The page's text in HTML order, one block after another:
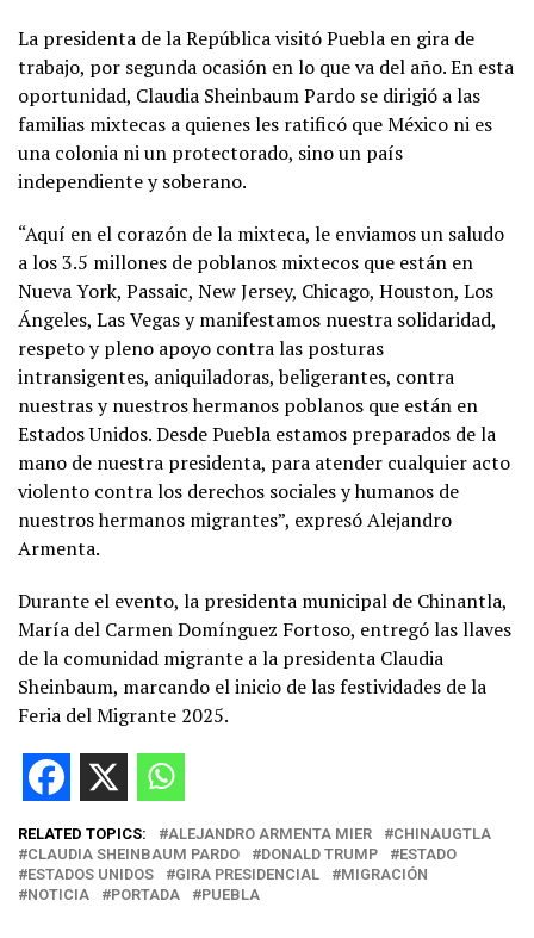
La presidenta de la República visitó Puebla en gira de
trabajo, por segunda ocasión en lo que va del año. En esta
oportunidad, Claudia Sheinbaum Pardo se dirigió a las
familias mixtecas a quienes les ratificó que México ni es
una colonia ni un protectorado, sino un país
independiente y soberano.
“Aquí en el corazón de la mixteca, le enviamos un saludo
a los 3.5 millones de poblanos mixtecos que están en
Nueva York, Passaic, New Jersey, Chicago, Houston, Los
Ángeles, Las Vegas y manifestamos nuestra solidaridad,
respeto y pleno apoyo contra las posturas
intransigentes, aniquiladoras, beligerantes, contra
nuestras y nuestros hermanos poblanos que están en
Estados Unidos. Desde Puebla estamos preparados de la
mano de nuestra presidenta, para atender cualquier acto
violento contra los derechos sociales y humanos de
nuestros hermanos migrantes”, expresó Alejandro
Armenta.
Durante el evento, la presidenta municipal de Chinantla,
María del Carmen Domínguez Fortoso, entregó las llaves
de la comunidad migrante a la presidenta Claudia
Sheinbaum, marcando el inicio de las festividades de la
Feria del Migrante 2025.
RELATED TOPICS: ALEJANDRO ARMENTA MIER
CHINAUGTLA
CLAUDIA SHEINBAUM PARDO
DONALD TRUMP
ESTADO
ESTADOS UNIDOS
GIRA PRESIDENCIAL
MIGRACIÓN
NOTICIA
PORTADA PUEBLA